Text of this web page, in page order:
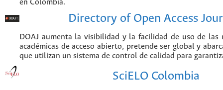
en Colombia.
Directory of Open Access
DOAJ aumenta la visibilidad y la facilidad de uso de las
académicas de acceso abierto, pretende ser global y
que utilizan un sistema de control de calidad para
SciELO Colombia